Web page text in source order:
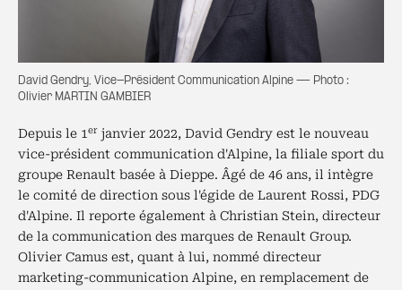
David Gendry, Vice-Président Communication Alpine — Photo :
Olivier MARTIN GAMBIER
Depuis le 1 er janvier 2022, David Gendry est le nouveau
vice-président communication d'Alpine, la filiale sport du
groupe Renault basée à Dieppe. Âgé de 46 ans, il intègre
le comité de direction sous l'égide de Laurent Rossi, PDG
d'Alpine. Il reporte également à Christian Stein, directeur
de la communication des marques de Renault Group.
Olivier Camus est, quant à lui, nommé directeur
marketing-communication Alpine, en remplacement de